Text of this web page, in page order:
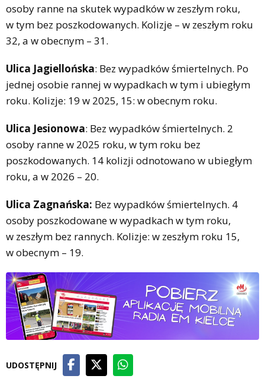
osoby ranne na skutek wypadków w zeszłym roku,
w tym bez poszkodowanych. Kolizje – w zeszłym roku
32, a w obecnym – 31.
Ulica Jagiellońska: Bez wypadków śmiertelnych. Po
jednej osobie rannej w wypadkach w tym i ubiegłym
roku. Kolizje: 19 w 2025, 15: w obecnym roku.
Ulica Jesionowa: Bez wypadków śmiertelnych. 2
osoby ranne w 2025 roku, w tym roku bez
poszkodowanych. 14 kolizji odnotowano w ubiegłym
roku, a w 2026 – 20.
Ulica Zagnańska: Bez wypadków śmiertelnych. 4
osoby poszkodowane w wypadkach w tym roku,
w zeszłym bez rannych. Kolizje: w zeszłym roku 15,
w obecnym – 19.
UDOSTĘPNIJ